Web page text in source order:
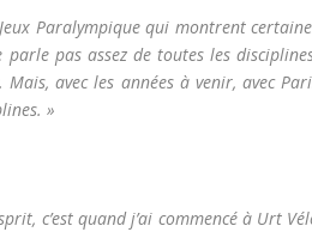
Paralympique qui montrent
pas assez de toutes les
avec les années à venir, avec
»
c’est quand j’ai commencé à Urt